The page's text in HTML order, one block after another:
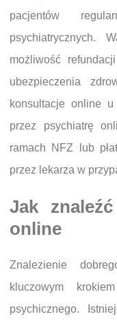
pacjentów
psychiatrycznych.
możliwość
ubezpieczenia
konsultacje online u
przez psychiatrę
ramach NFZ lub
przez lekarza w
Jak
online
Znalezienie
kluczowym
psychicznego.